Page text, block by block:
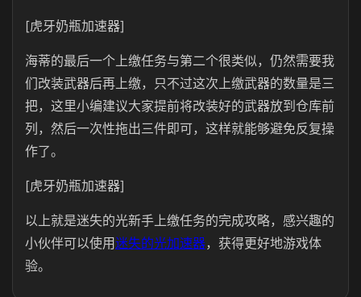
[虎牙奶瓶加速器]
海蒂的最后一个上缴任务与第二个很类似，仍然需要我
们改装武器后再上缴，只不过这次上缴武器的数量是三
把，这里小编建议大家提前将改装好的武器放到仓库前
列，然后一次性拖出三件即可，这样就能够避免反复操
作了。
[虎牙奶瓶加速器]
以上就是迷失的光新手上缴任务的完成攻略，感兴趣的
小伙伴可以使用迷失的光加速器，获得更好地游戏体
验。